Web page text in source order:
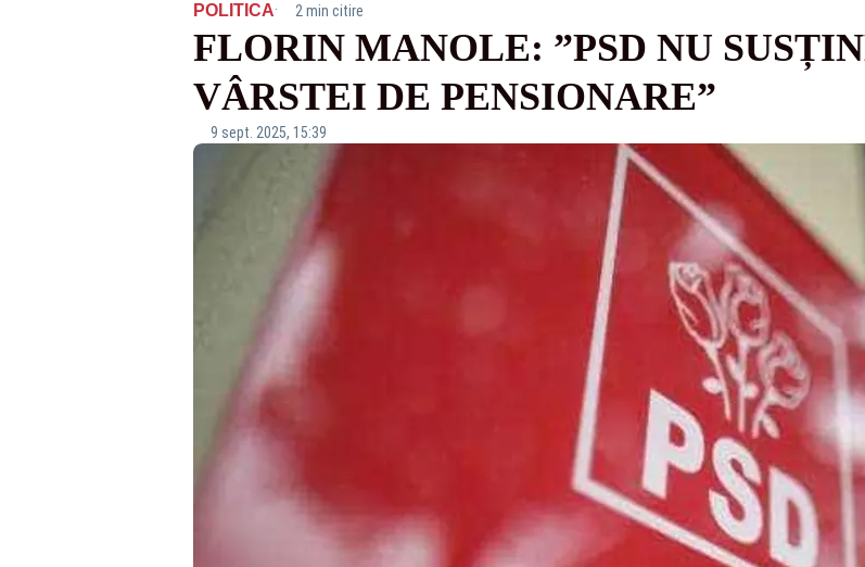
POLITICA· 2 min citire
FLORIN MANOLE: ”PSD NU
VÂRSTEI DE PENSIONARE”
9 sept. 2025, 15:39